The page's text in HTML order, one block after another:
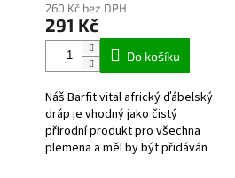
produktu
je
hvězdiček.
260 Kč bez DPH
291 Kč
Do košíku
Náš Barfit vital africký ďábelský
dráp je vhodný jako čistý
přírodní produkt pro všechna
plemena a měl by být přidáván